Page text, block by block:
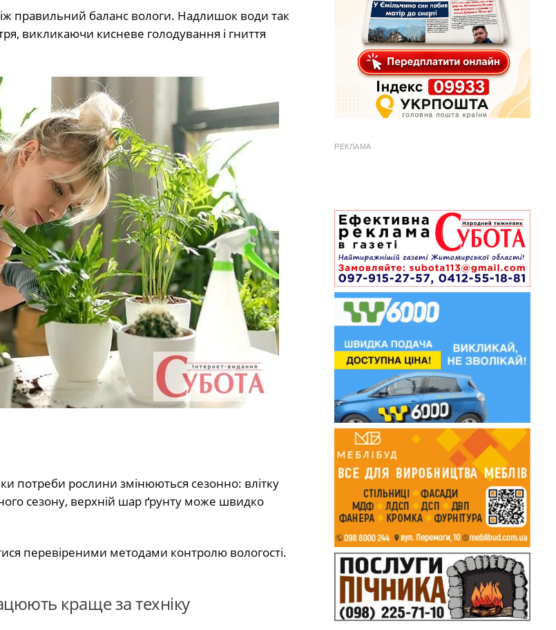
правильний баланс вологи. Надлишок води так
викликаючи кисневе голодування і гниття
потреби рослини змінюються сезонно: влітку
сезону, верхній шар ґрунту може швидко
перевіреними методами контролю вологості.
краще за техніку
РЕКЛАМА